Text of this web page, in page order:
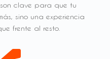
clave para que tu
sino una experiencia
frente al resto.